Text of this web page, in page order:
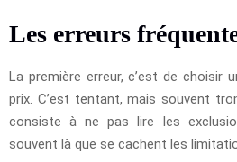
Les erreurs
La première erreur, c’est de choisir
prix. C’est tentant, mais souvent
consiste à ne pas lire les
souvent là que se cachent les